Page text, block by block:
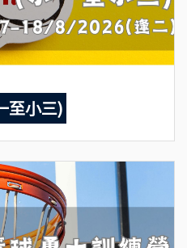
至小三)